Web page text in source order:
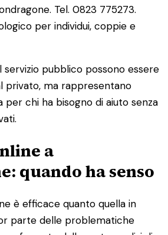
Tel. 0823 775273.
per individui, coppie e
pubblico possono essere
privato, ma rappresentano
per chi ha bisogno di aiuto senza
a
quando ha senso
è efficace quanto quella in
parte delle problematiche